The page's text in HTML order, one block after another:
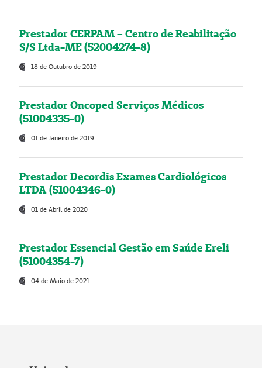
Prestador CERPAM – Centro de Reabilitação
S/S Ltda-ME (52004274-8)
18 de Outubro de 2019
Prestador Oncoped Serviços Médicos
(51004335-0)
01 de Janeiro de 2019
Prestador Decordis Exames Cardiológicos
LTDA (51004346-0)
01 de Abril de 2020
Prestador Essencial Gestão em Saúde Ereli
(51004354-7)
04 de Maio de 2021